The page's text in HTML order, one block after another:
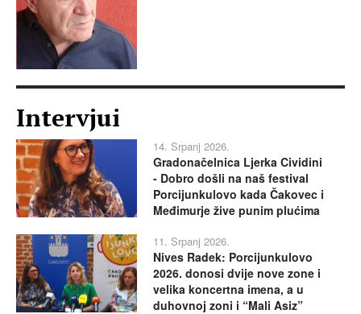
Intervjui
14. Srpanj 2026.
Gradonačelnica Ljerka Cividini
- Dobro došli na naš festival
Porcijunkulovo kada Čakovec i
Međimurje žive punim plućima
11. Srpanj 2026.
Nives Radek: Porcijunkulovo
2026. donosi dvije nove zone i
velika koncertna imena, a u
duhovnoj zoni i “Mali Asiz”